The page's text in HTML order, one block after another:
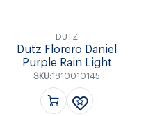
DUTZ
Dutz Florero Daniel
Purple Rain Light
SKU:1810010145